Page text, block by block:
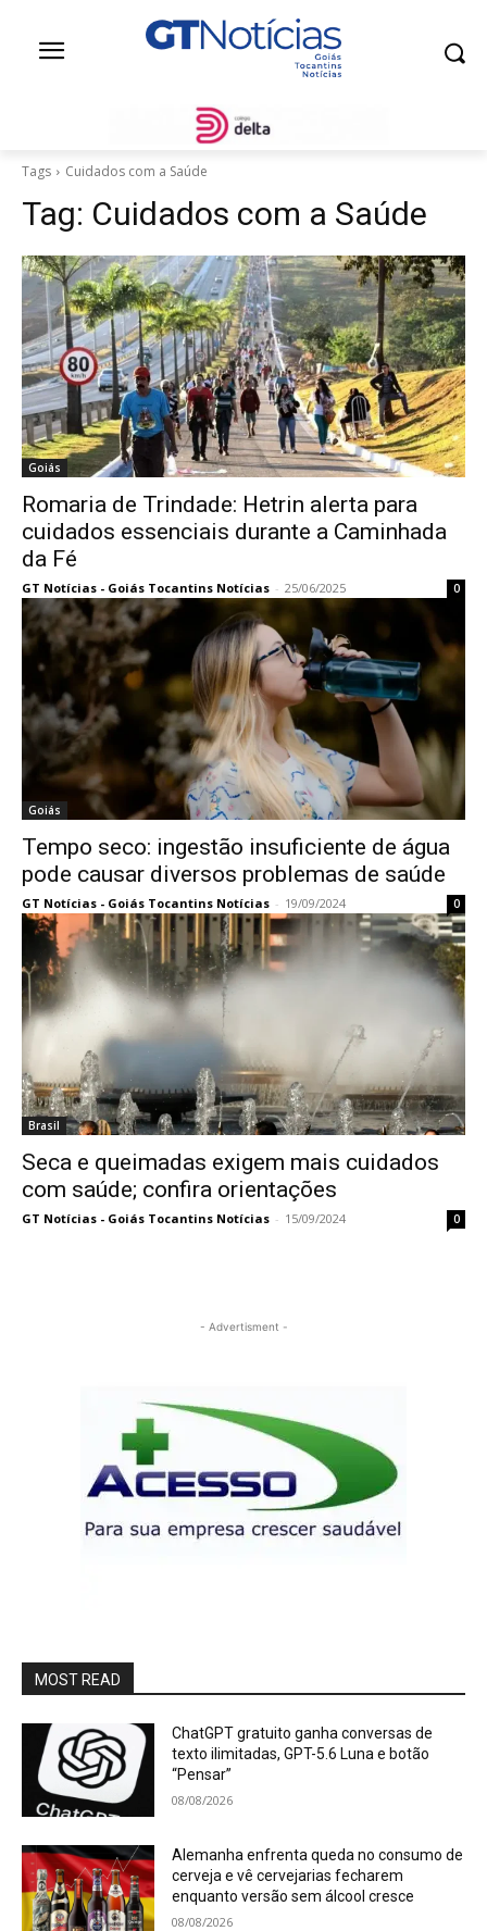
Tags Cuidados com a Saúde
Tag: Cuidados com a Saúde
Goiás
Romaria de Trindade: Hetrin alerta para
cuidados essenciais durante a Caminhada
da Fé
GT Notícias - Goiás Tocantins Notícias - 25/06/2025 0
Goiás
Tempo seco: ingestão insuficiente de água
pode causar diversos problemas de saúde
GT Notícias - Goiás Tocantins Notícias - 19/09/2024 0
Brasil
Seca e queimadas exigem mais cuidados
com saúde; confira orientações
GT Notícias - Goiás Tocantins Notícias - 15/09/2024 0
- Advertisment -
MOST READ
ChatGPT gratuito ganha conversas de
texto ilimitadas, GPT-5.6 Luna e botão
“Pensar”
08/08/2026
Alemanha enfrenta queda no consumo de
cerveja e vê cervejarias fecharem
enquanto versão sem álcool cresce
08/08/2026